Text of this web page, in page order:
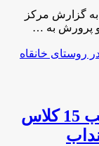
به گزارش مركز
پرورش به …
افتتاح 2 مدرسه خير ساز در قالب 15 کلاس